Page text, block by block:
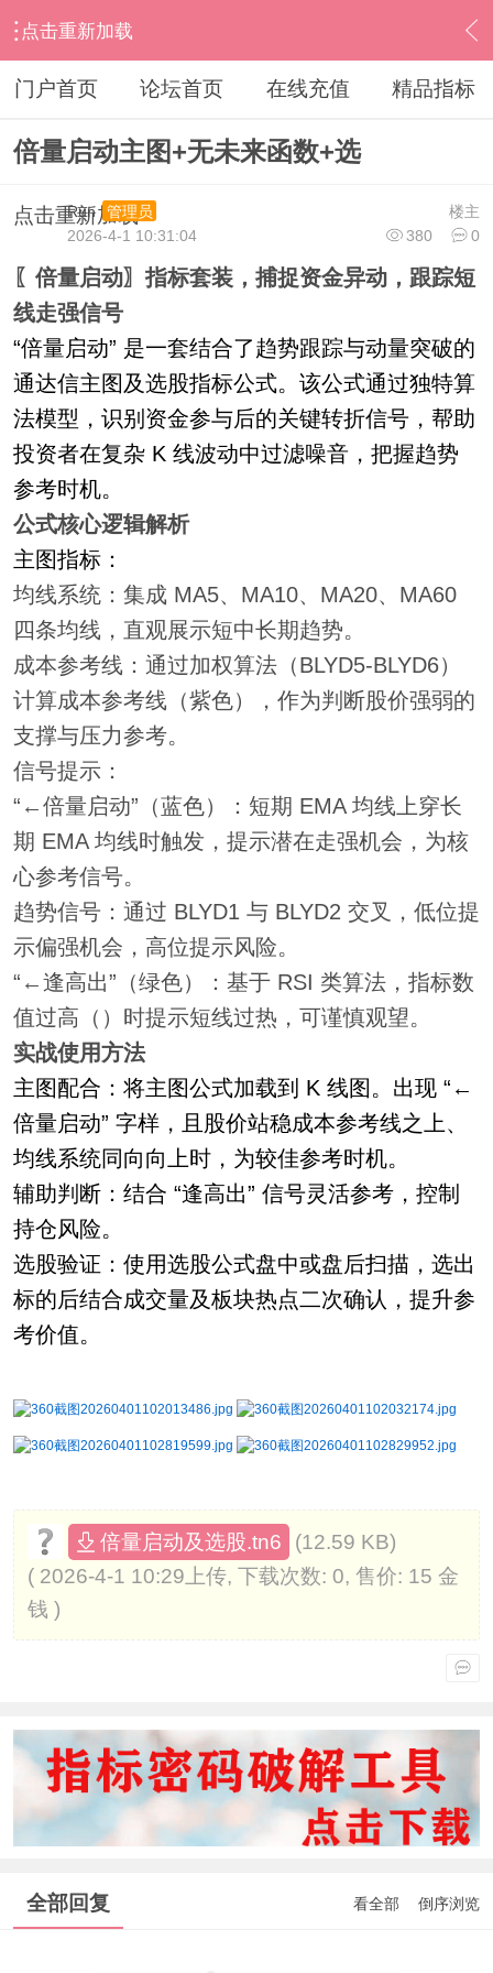
点击重新加载
› 通达信指标公式 › 主图公式 › 内容
门户首页 论坛首页 在线充值 精品指标
倍量启动主图+无未来函数+选
点击重新加载 楼主
Run
管理员
380
0
2026-4-1 10:31:04
〖倍量启动〗指标套装，捕捉资金异动，跟踪短
线走强信号
“倍量启动” 是一套结合了趋势跟踪与动量突破的
通达信主图及选股指标公式。该公式通过独特算
法模型，识别资金参与后的关键转折信号，帮助
投资者在复杂 K 线波动中过滤噪音，把握趋势
参考时机。
公式核心逻辑解析
主图指标：
均线系统：集成 MA5、MA10、MA20、MA60
四条均线，直观展示短中长期趋势。
成本参考线：通过加权算法（BLYD5-BLYD6）
计算成本参考线（紫色），作为判断股价强弱的
支撑与压力参考。
信号提示：
“←倍量启动”（蓝色）：短期 EMA 均线上穿长
期 EMA 均线时触发，提示潜在走强机会，为核
心参考信号。
趋势信号：通过 BLYD1 与 BLYD2 交叉，低位提
示偏强机会，高位提示风险。
“←逢高出”（绿色）：基于 RSI 类算法，指标数
值过高（）时提示短线过热，可谨慎观望。
实战使用方法
主图配合：将主图公式加载到 K 线图。出现 “←
倍量启动” 字样，且股价站稳成本参考线之上、
均线系统同向向上时，为较佳参考时机。
辅助判断：结合 “逢高出” 信号灵活参考，控制
持仓风险。
选股验证：使用选股公式盘中或盘后扫描，选出
标的后结合成交量及板块热点二次确认，提升参
考价值。
倍量启动及选股.tn6
(12.59 KB)
( 2026-4-1 10:29上传, 下载次数: 0, 售价: 15 金
钱 )
全部回复 看全部 倒序浏览